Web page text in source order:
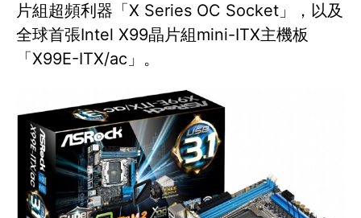
片組超頻利器「X Series OC Socket」，以及
全球首張Intel X99晶片組mini-ITX主機板
「X99E-ITX/ac」。